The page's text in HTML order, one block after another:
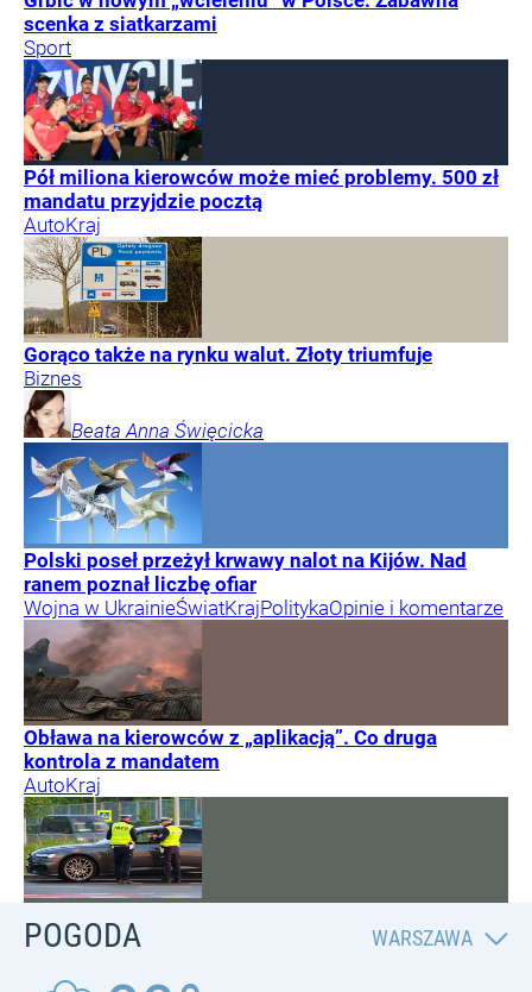
scenka z siatkarzami
Sport
Pół miliona kierowców może mieć problemy. 500 zł
mandatu przyjdzie pocztą
AutoKraj
Gorąco także na rynku walut. Złoty triumfuje
Biznes
Beata Anna Święcicka
Polski poseł przeżył krwawy nalot na Kijów. Nad
ranem poznał liczbę ofiar
Wojna w UkrainieŚwiatKrajPolitykaOpinie i komentarze
Obława na kierowców z „aplikacją”. Co druga
kontrola z mandatem
AutoKraj
POGODA WARSZAWA